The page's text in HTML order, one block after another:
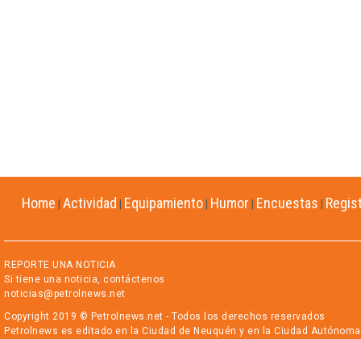
Home Actividad Equipamiento Humor Encuestas
REPORTE UNA NOTICIA
Si tiene una noticia, contáctenos
noticias@petrolnews.net
Copyright 2019 © Petrolnews.net - Todos los derechos reservados
Petrolnews es editado en la Ciudad de Neuquén y en la Ciudad Autónoma